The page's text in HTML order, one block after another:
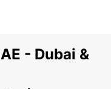
- Dubai &